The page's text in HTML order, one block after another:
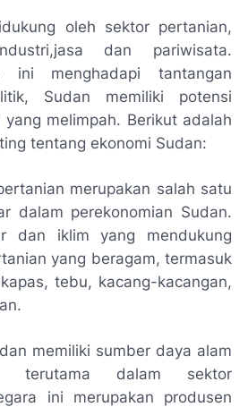
oleh sektor pertanian,
dan pariwisata.
ini menghadapi tantangan
Sudan memiliki potensi
melimpah. Berikut adalah
tentang ekonomi Sudan:
merupakan salah satu
dalam perekonomian Sudan.
dan iklim yang mendukung
yang beragam, termasuk
tebu, kacang-kacangan,
memiliki sumber daya alam
terutama dalam sektor
ini merupakan produsen